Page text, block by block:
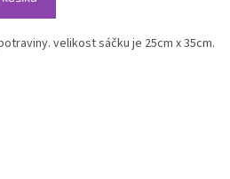
velikost sáčku je 25cm x 35cm.